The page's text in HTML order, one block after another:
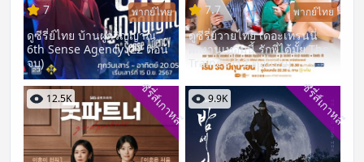
7 พากย์ไทย
ดูซีรี่ย์ไทย บ้านผูกวิญญาณ
6th Sense Agency (22 ตอน
จบ)
7.7 พากย์ไทย
ดูซีรี่ย์วายไทย เดอะเทรนนี่
ฝึกงานเทอมนี้ รักพี่ได้มั้ย The
Trainee (12 ตอนจบ)
12.5K ซีรี่ส์เกาหลี 9.9K ซีรี่ส์เกาหลี